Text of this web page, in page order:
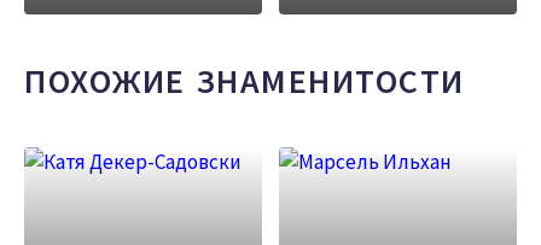
ПОХОЖИЕ ЗНАМЕНИТОСТИ